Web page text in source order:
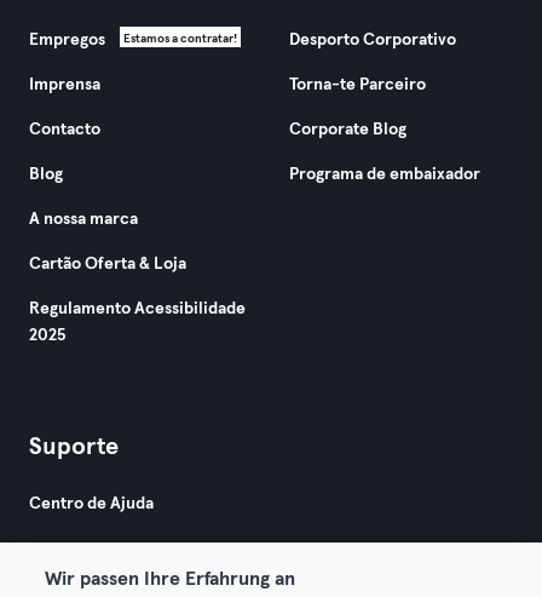
Empregos Estamos a contratar!
Imprensa
Contacto
Blog
A nossa marca
Cartão Oferta & Loja
Regulamento Acessibilidade
2025
Desporto Corporativo
Torna-te Parceiro
Corporate Blog
Programa de embaixador
Suporte
Centro de Ajuda
Wir passen Ihre Erfahrung an